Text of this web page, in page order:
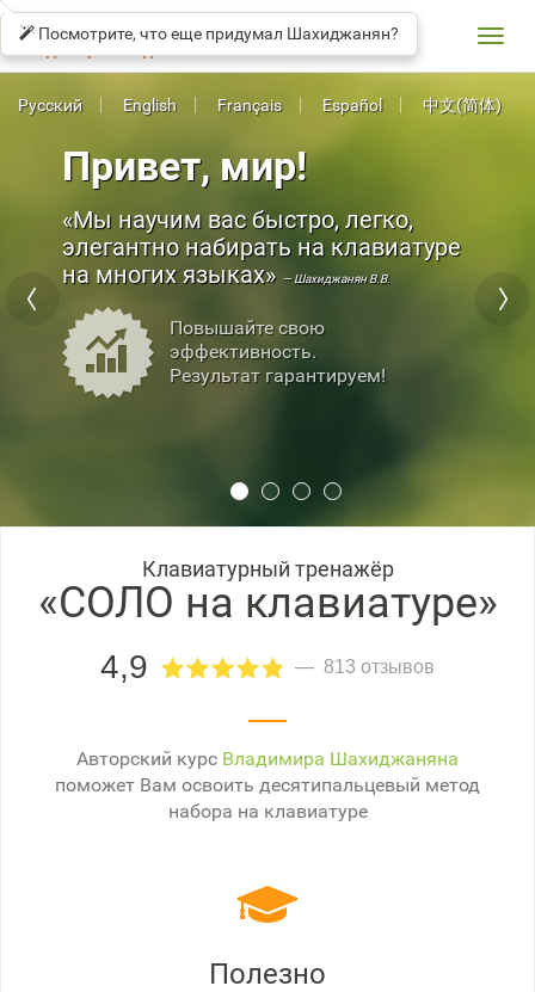
СОЛО КЛАВИАТУРЕ
Привет, мир!
Мы научим вас быстро, легко,
элегантно набирать на клавиатуре
на многих языках
— Шахиджанян В.В.
Повышайте свою
эффективность.
Результат гарантируем!
Русский English Français Español 中文(简体)
Клавиатурный тренажёр
«СОЛО на клавиатуре»
4,9 813 отзывов
Авторский курс Владимира Шахиджаняна
поможет Вам освоить десятипальцевый метод
набора на клавиатуре
Полезно
Посмотрите, что еще придумал Шахиджанян?